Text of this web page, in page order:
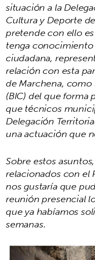
situación a la
Cultura y Deporte
pretende con ello
tenga
ciudadana,
relación con esta
de Marchena,
(BIC) del que forma
que técnicos
Delegación
una actuación que
Sobre estos
relacionados con el
nos gustaría que
reunión presencial
que ya habíamos
semanas.